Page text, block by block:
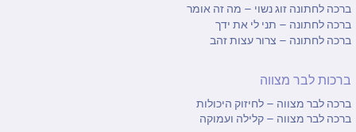
ברכה לחתונה זוג נשוי – מה זה אומר
ברכה לחתונה – תני לי את ידך
ברכה לחתונה – צרור עצות זהב
ברכות לבר מצווה
ברכה לבר מצווה – לחיזוק היכולות
ברכה לבר מצווה – קלילה ועמוקה